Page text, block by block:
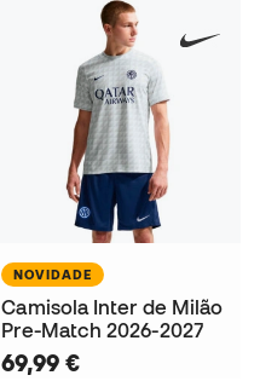
NOVIDADE
Camisola Inter de Milão
Pre-Match 2026-2027
69,99 €